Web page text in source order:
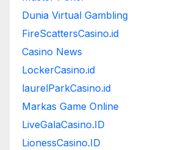
Dunia Virtual Gambling
FireScattersCasino.id
Casino News
LockerCasino.id
laurelParkCasino.id
Markas Game Online
LiveGalaCasino.ID
LionessCasino.ID